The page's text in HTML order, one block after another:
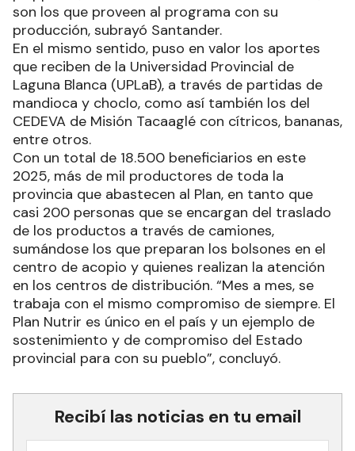
son los que proveen al programa con su
producción, subrayó Santander.
En el mismo sentido, puso en valor los aportes
que reciben de la Universidad Provincial de
Laguna Blanca (UPLaB), a través de partidas de
mandioca y choclo, como así también los del
CEDEVA de Misión Tacaaglé con cítricos, bananas,
entre otros.
Con un total de 18.500 beneficiarios en este
2025, más de mil productores de toda la
provincia que abastecen al Plan, en tanto que
casi 200 personas que se encargan del traslado
de los productos a través de camiones,
sumándose los que preparan los bolsones en el
centro de acopio y quienes realizan la atención
en los centros de distribución. “Mes a mes, se
trabaja con el mismo compromiso de siempre. El
Plan Nutrir es único en el país y un ejemplo de
sostenimiento y de compromiso del Estado
provincial para con su pueblo”, concluyó.
Recibí las noticias en tu email